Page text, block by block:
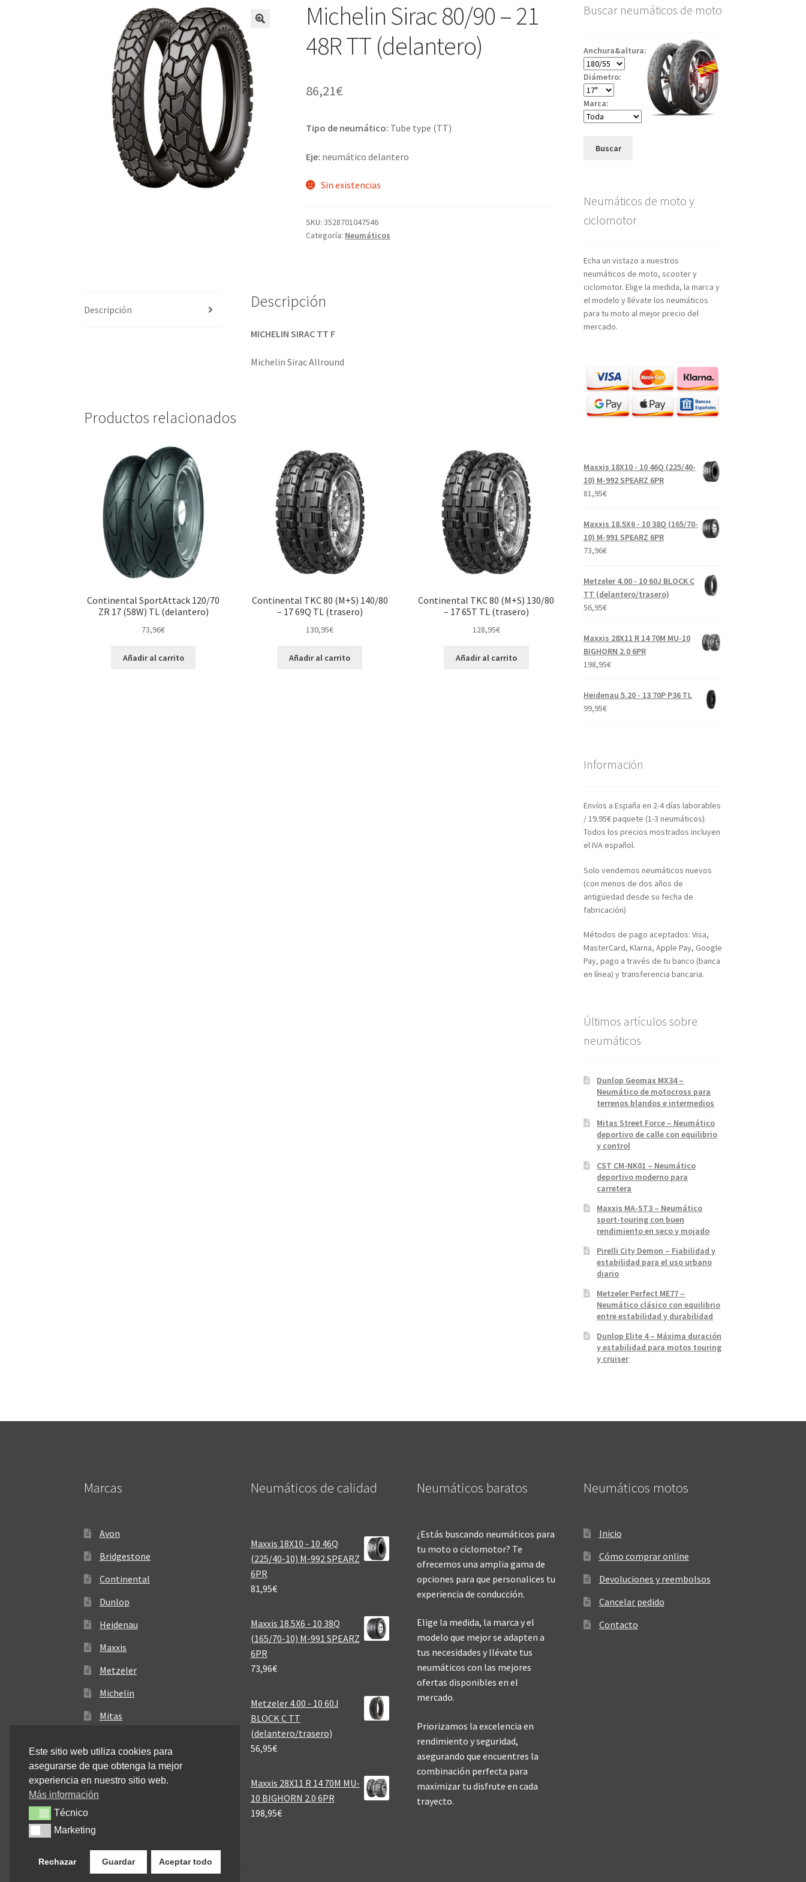
Michelin Sirac 80/90 – 21
48R TT (delantero)
86,21€
Tipo de neumático: Tube type (TT)
Eje: neumático delantero
Sin existencias
SKU:3528701047546
Categoría: Neumáticos
Descripción Descripción
MICHELIN SIRAC TT F
Michelin Sirac Allround
Productos relacionados
Continental SportAttack 120/70
ZR 17 (58W) TL (delantero)
73,96€
Añadir al carrito
Continental TKC 80 (M+S) 140/80
– 17 69Q TL (trasero)
130,95€
Añadir al carrito
Continental TKC 80 (M+S) 130/80
– 17 65T TL (trasero)
128,95€
Añadir al carrito
Buscar neumáticos de moto
Anchura&altura:
Diámetro:
Marca:
Buscar
Neumáticos de moto y
ciclomotor
Echa un vistazo a nuestros
neumáticos de moto, scooter y
ciclomotor. Elige la medida, la marca y
el modelo y llévate los neumáticos
para tu moto al mejor precio del
mercado.
Maxxis 18X10 - 10 46Q (225/40-
10) M-992 SPEARZ 6PR
81,95€
Maxxis 18.5X6 - 10 38Q (165/70-
10) M-991 SPEARZ 6PR
73,96€
Metzeler 4.00 - 10 60J BLOCK C
TT (delantero/trasero)
56,95€
Maxxis 28X11 R 14 70M MU-10
BIGHORN 2.0 6PR
198,95€
Heidenau 5.20 - 13 70P P36 TL
99,95€
Información
Envíos a España en 2-4 días laborables
/ 19.95€ paquete (1-3 neumáticos).
Todos los precios mostrados incluyen
el IVA español.
Solo vendemos neumáticos nuevos
(con menos de dos años de
antigüedad desde su fecha de
fabricación)
Métodos de pago aceptados: Visa,
MasterCard, Klarna, Apple Pay, Google
Pay, pago a través de tu banco (banca
en línea) y transferencia bancaria.
Últimos artículos sobre
neumáticos
Dunlop Geomax MX34 –
Neumático de motocross para
terrenos blandos e intermedios
Mitas Street Force – Neumático
deportivo de calle con equilibrio
y control
CST CM-NK01 – Neumático
deportivo moderno para
carretera
Maxxis MA-ST3 – Neumático
sport-touring con buen
rendimiento en seco y mojado
Pirelli City Demon – Fiabilidad y
estabilidad para el uso urbano
diario
Metzeler Perfect ME77 –
Neumático clásico con equilibrio
entre estabilidad y durabilidad
Dunlop Elite 4 – Máxima duración
y estabilidad para motos touring
y cruiser
Marcas
Avon
Bridgestone
Continental
Dunlop
Heidenau
Maxxis
Metzeler
Michelin
Mitas
Neumáticos de calidad‎
Maxxis 18X10 - 10 46Q
(225/40-10) M-992 SPEARZ
6PR
81,95€
Maxxis 18.5X6 - 10 38Q
(165/70-10) M-991 SPEARZ
6PR
73,96€
Metzeler 4.00 - 10 60J
BLOCK C TT
(delantero/trasero)
56,95€
Maxxis 28X11 R 14 70M MU-
10 BIGHORN 2.0 6PR
198,95€
Neumáticos baratos
¿Estás buscando neumáticos para
tu moto o ciclomotor? Te
ofrecemos una amplia gama de
opciones para que personalices tu
experiencia de conducción.
Elige la medida, la marca y el
modelo que mejor se adapten a
tus necesidades y llévate tus
neumáticos con las mejores
ofertas disponibles en el
mercado.
Priorizamos la excelencia en
rendimiento y seguridad,
asegurando que encuentres la
combinación perfecta para
maximizar tu disfrute en cada
trayecto.
Neumáticos motos
Inicio
Cómo comprar online
Devoluciones y reembolsos
Cancelar pedido
Contacto
Este sitio web utiliza cookies para
asegurarse de que obtenga la mejor
experiencia en nuestro sitio web.
Más información
TécnicoTécnico
MarketingMarketing
Rechazar Guardar Aceptar todo